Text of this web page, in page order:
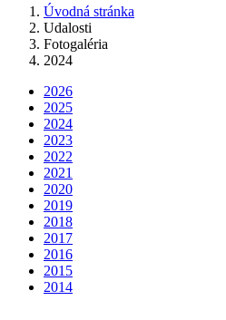
Úvodná stránka
Udalosti
Fotogaléria
2024
2026
2025
2024
2023
2022
2021
2020
2019
2018
2017
2016
2015
2014